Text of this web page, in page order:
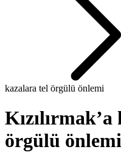
kazalara tel örgülü önlemi
örgülü önlemi